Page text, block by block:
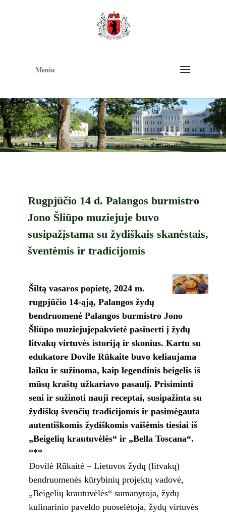
Meniu
Rugpjūčio 14 d. Palangos burmistro
Jono Šliūpo muziejuje buvo
susipažįstama su žydiškais skanėstais,
šventėmis ir tradicijomis
Šiltą vasaros popietę, 2024 m.
rugpjūčio 14-ąją, Palangos žydų
bendruomenė Palangos burmistro Jono
Šliūpo muziejujepakvietė pasinerti į žydų
litvakų virtuvės istoriją ir skonius. Kartu su
edukatore Dovile Rūkaite buvo keliaujama
laiku ir sužinoma, kaip legendinis beigelis iš
mūsų kraštų užkariavo pasaulį. Prisiminti
seni ir sužinoti nauji receptai, susipažinta su
žydiškų švenčių tradicijomis ir pasimėgauta
autentiškomis žydiškomis vaišėmis tiesiai iš
„Beigelių krautuvėlės“ ir „Bella Toscana“.
***
Dovilė Rūkaitė – Lietuvos žydų (litvakų)
bendruomenės kūrybinių projektų vadovė,
„Beigelių krautuvėlės“ sumanytoja, žydų
kulinarinio paveldo puoselėtoja, žydų virtuvės